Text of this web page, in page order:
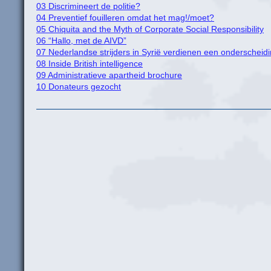
03 Discrimineert de politie?
04 Preventief fouilleren omdat het mag!/moet?
05 Chiquita and the Myth of Corporate Social Responsibility
06 “Hallo, met de AIVD”
07 Nederlandse strijders in Syrië verdienen een
08 Inside British intelligence
09 Administratieve apartheid brochure
10 Donateurs gezocht